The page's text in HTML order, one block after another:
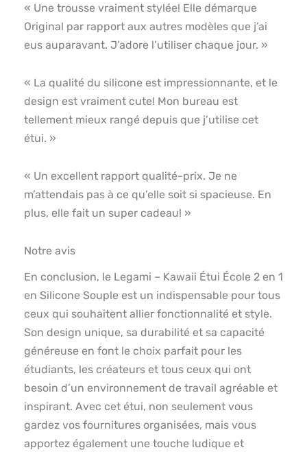
« Une trousse vraiment stylée! Elle démarque
Original par rapport aux autres modèles que j’ai
eus auparavant. J’adore l’utiliser chaque jour. »
« La qualité du silicone est impressionnante, et le
design est vraiment cute! Mon bureau est
tellement mieux rangé depuis que j’utilise cet
étui. »
« Un excellent rapport qualité-prix. Je ne
m’attendais pas à ce qu’elle soit si spacieuse. En
plus, elle fait un super cadeau! »
Notre avis
En conclusion, le Legami – Kawaii Étui École 2 en 1
en Silicone Souple est un indispensable pour tous
ceux qui souhaitent allier fonctionnalité et style.
Son design unique, sa durabilité et sa capacité
généreuse en font le choix parfait pour les
étudiants, les créateurs et tous ceux qui ont
besoin d’un environnement de travail agréable et
inspirant. Avec cet étui, non seulement vous
gardez vos fournitures organisées, mais vous
apportez également une touche ludique et